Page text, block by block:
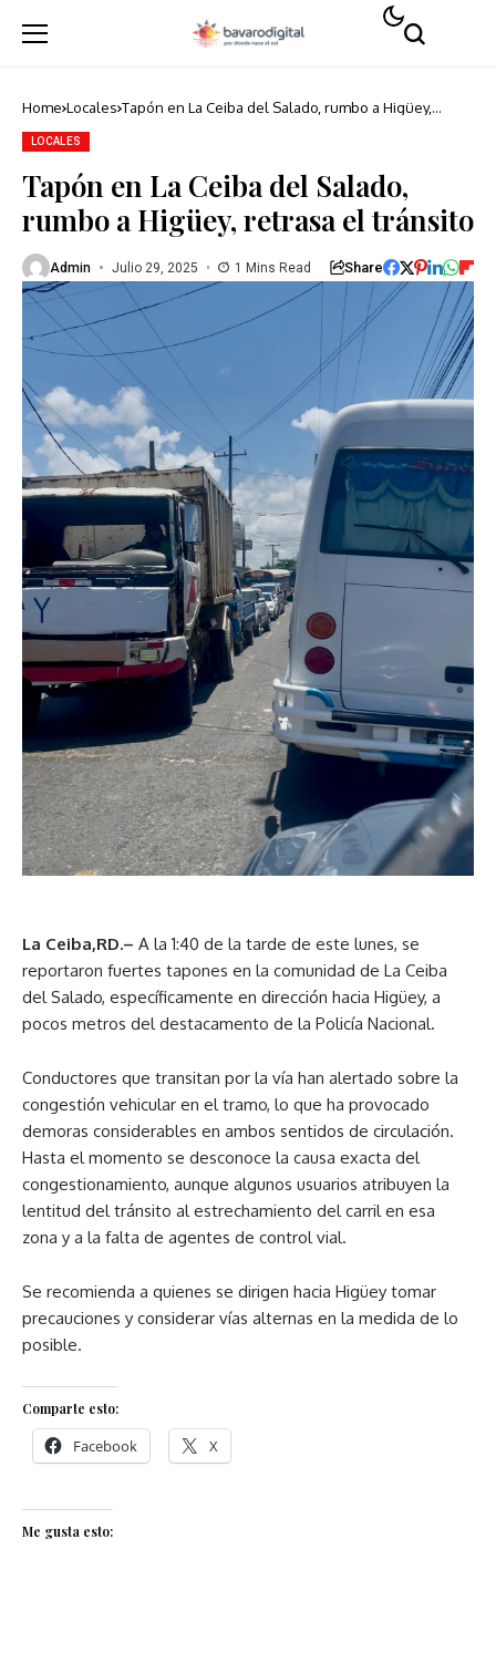
Home Locales Tapón en La Ceiba del Salado, rumbo a Higüey,
LOCALES
Tapón en La Ceiba del Salado,
rumbo a Higüey, retrasa el tránsito
Admin Julio 29, 2025 1 Mins Read Share
La Ceiba,RD.– A la 1:40 de la tarde de este lunes, se
reportaron fuertes tapones en la comunidad de La Ceiba
del Salado, específicamente en dirección hacia Higüey, a
pocos metros del destacamento de la Policía Nacional.
Conductores que transitan por la vía han alertado sobre la
congestión vehicular en el tramo, lo que ha provocado
demoras considerables en ambos sentidos de circulación.
Hasta el momento se desconoce la causa exacta del
congestionamiento, aunque algunos usuarios atribuyen la
lentitud del tránsito al estrechamiento del carril en esa
zona y a la falta de agentes de control vial.
Se recomienda a quienes se dirigen hacia Higüey tomar
precauciones y considerar vías alternas en la medida de lo
posible.
Comparte esto:
Facebook X
Me gusta esto: